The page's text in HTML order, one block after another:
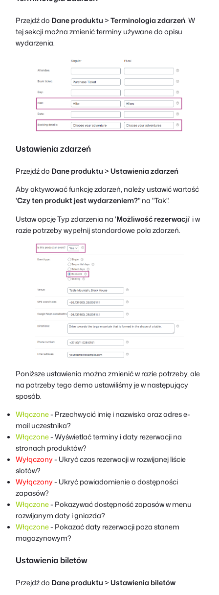
Przejdź do Dane produktu>Terminologia zdarzeń. W
tej sekcji można zmienić terminy używane do opisu
wydarzenia.
Ustawienia zdarzeń
Przejdź do Dane produktu>Ustawienia zdarzeń
Aby aktywować funkcję zdarzeń, należy ustawić wartość
'Czy ten produkt jest wydarzeniem?" na "Tak".
Ustaw opcję Typ zdarzenia na 'Możliwość rezerwacji' i w
razie potrzeby wypełnij standardowe pola zdarzeń.
Poniższe ustawienia można zmienić w razie potrzeby, ale
na potrzeby tego demo ustawiliśmy je w następujący
sposób.
Włączone- Przechwycić imię i nazwisko oraz adres e-
mail uczestnika?
Włączone- Wyświetlać terminy i daty rezerwacji na
stronach produktów?
Wyłączony- Ukryć czas rezerwacji w rozwijanej liście
slotów?
Wyłączony- Ukryć powiadomienie o dostępności
zapasów?
Włączone- Pokazywać dostępność zapasów w menu
rozwijanym daty i gniazda?
Włączone- Pokazać daty rezerwacji poza stanem
magazynowym?
Ustawienia biletów
Przejdź do Dane produktu>Ustawienia biletów